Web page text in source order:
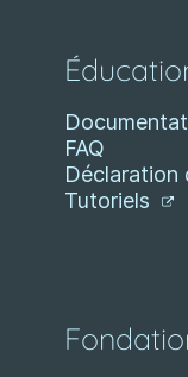
FAQ
Déclaration
Tutoriels